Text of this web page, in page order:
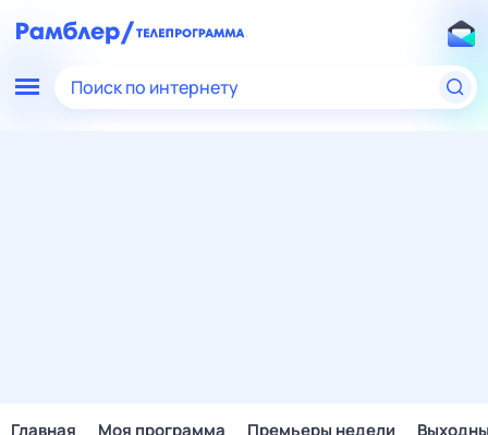
Поиск по интернету
Главная Моя программа Премьеры недели